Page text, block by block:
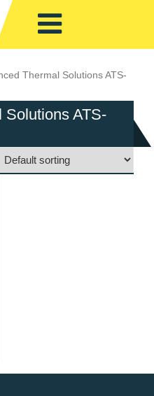
Thermal Solutions ATS-
Solutions ATS-